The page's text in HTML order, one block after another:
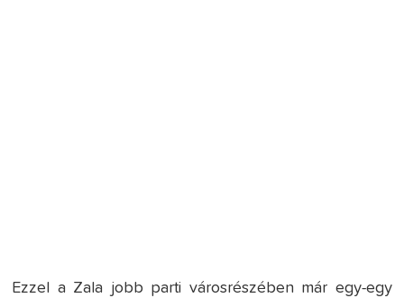
Ezzel a Zala jobb parti városrészében már egy-egy